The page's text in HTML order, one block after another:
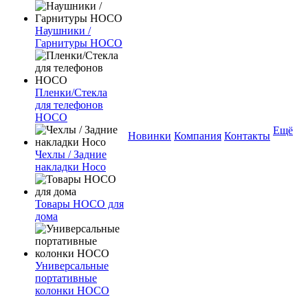
Наушники /
Гарнитуры HOCO
Пленки/Стекла
для телефонов
HOCO
Чехлы / Задние
накладки Hoco
Товары HOCO для
дома
Универсальные
портативные
колонки HOCO
Новинки Компания Контакты Ещё